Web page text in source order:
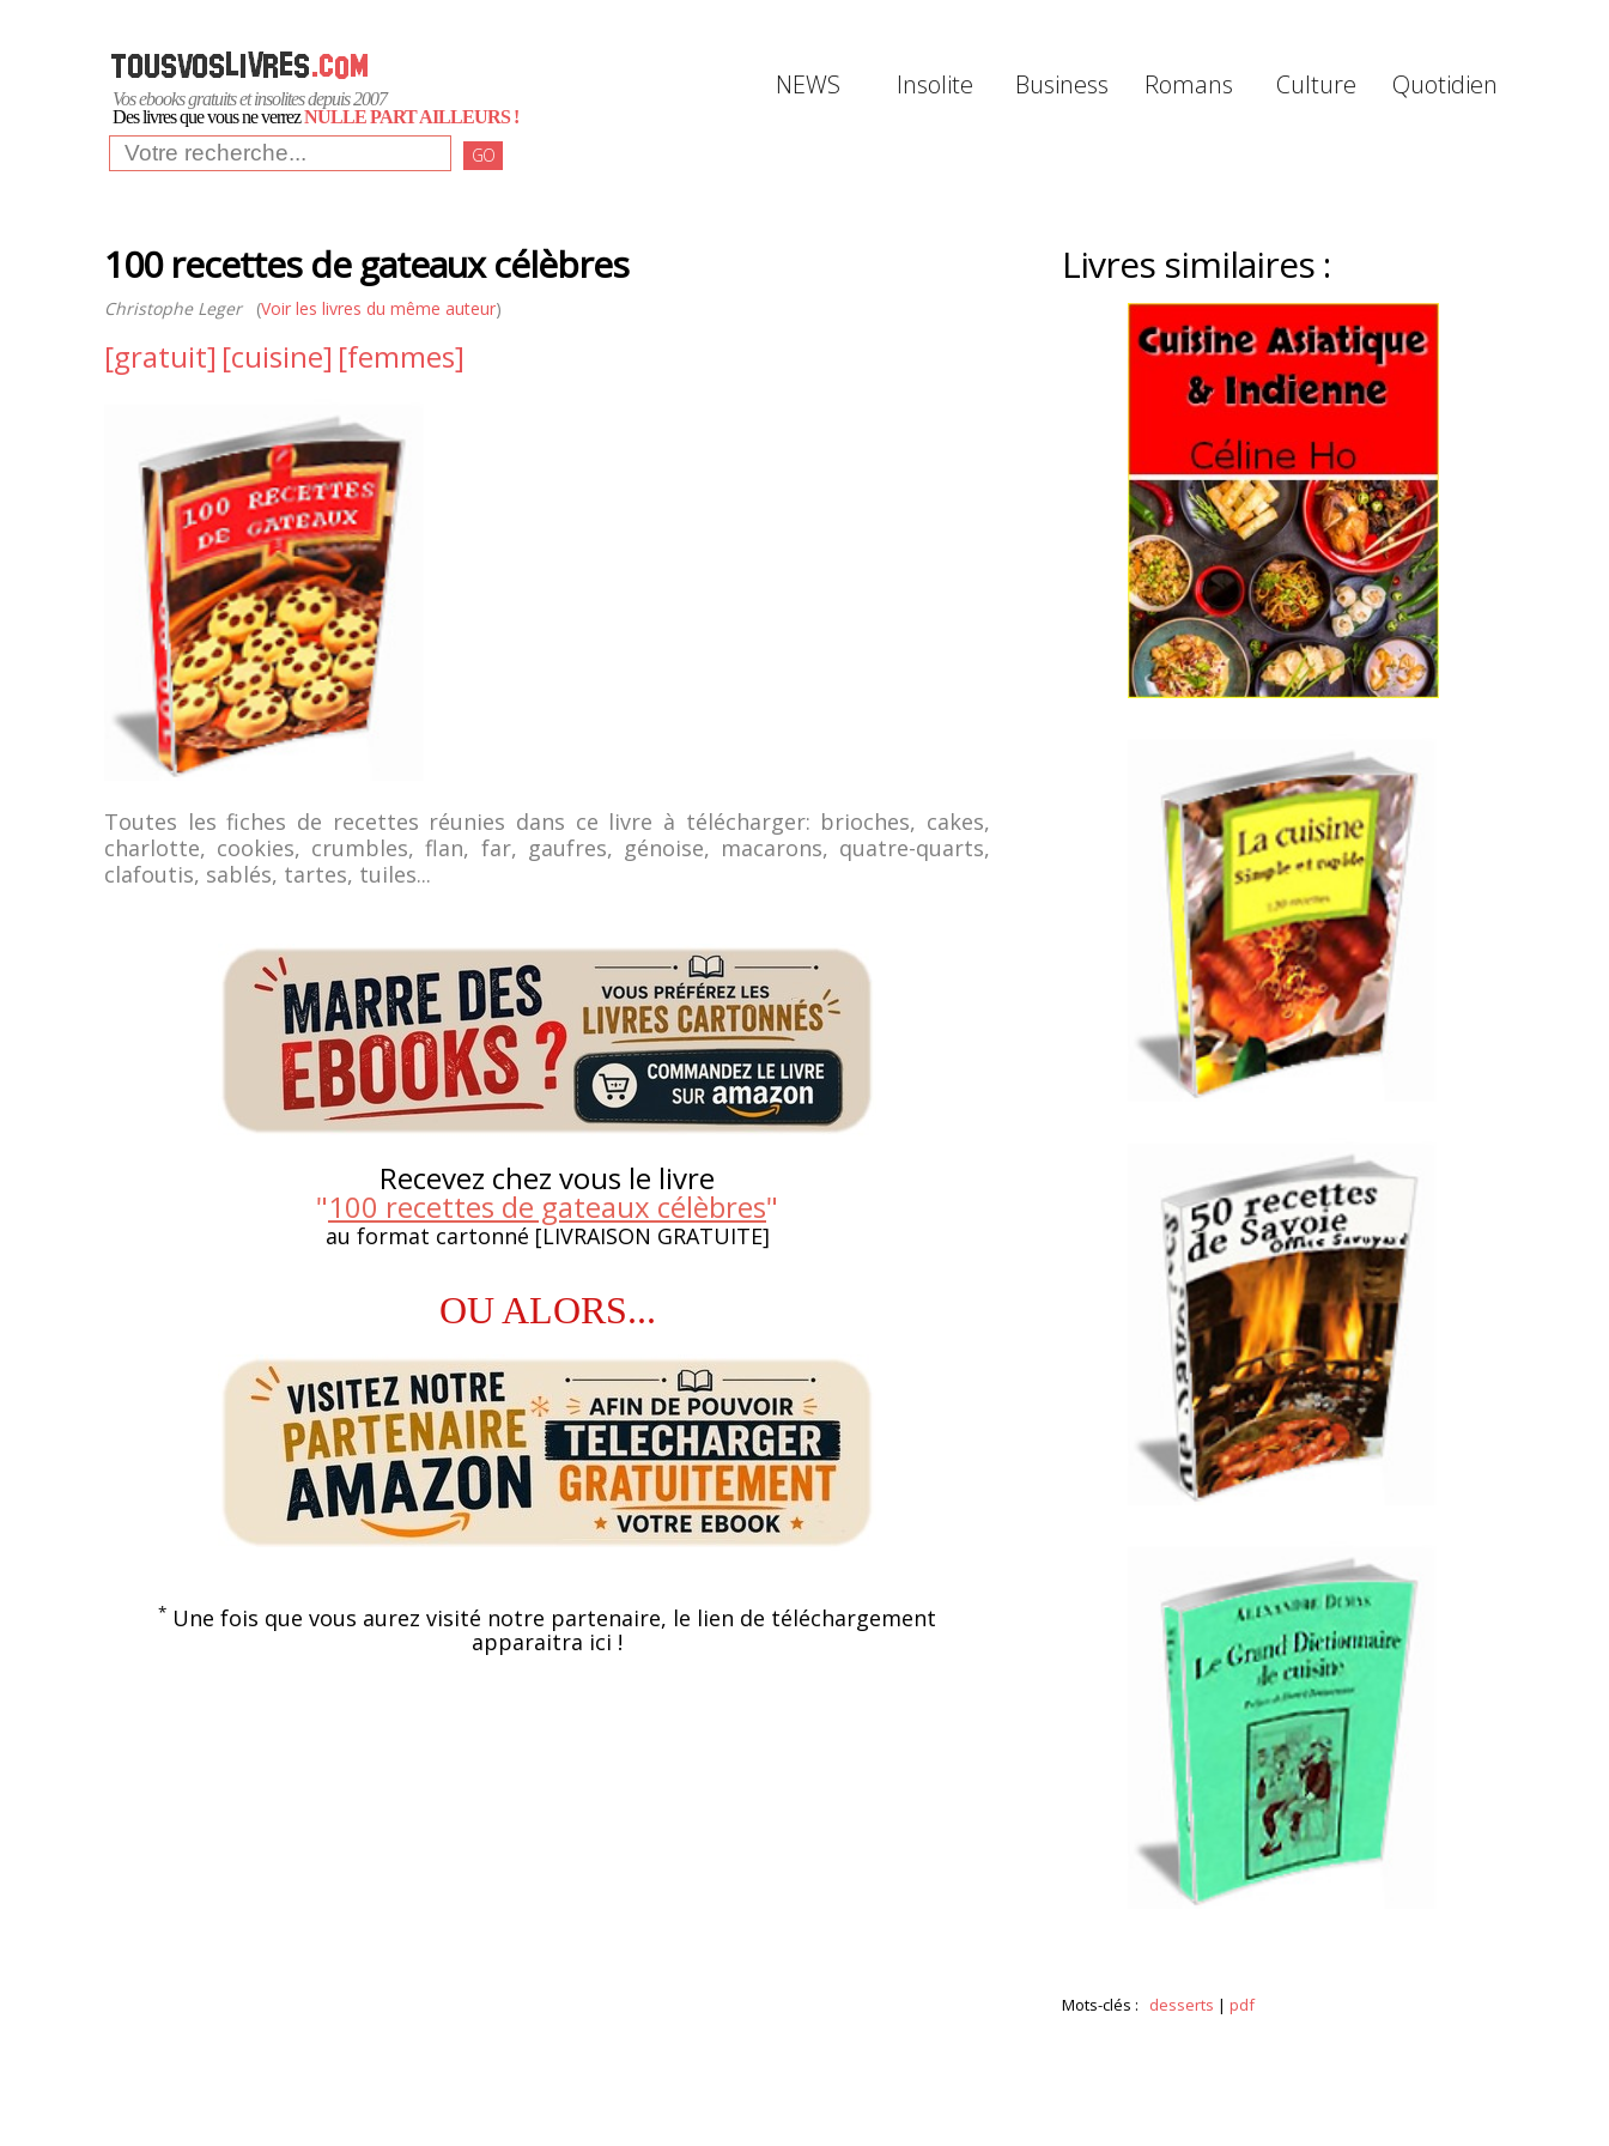
Vos ebooks gratuits et insolites depuis 2007
Des livres que vous ne verrezNULLE PART AILLEURS !
GO
NEWS Insolite Business Romans Culture Quotidien
100 recettes de gateaux célèbres
Christophe Leger(Voir les livres du même auteur)
[gratuit] [cuisine] [femmes]
Toutes les fiches de recettes réunies dans ce livre à télécharger: brioches, cakes,
charlotte, cookies, crumbles, flan, far, gaufres, génoise, macarons, quatre-quarts,
clafoutis, sablés, tartes, tuiles...
Recevez chez vous le livre
"100 recettes de gateaux célèbres"
au format cartonné [LIVRAISON GRATUITE]
OU ALORS...
* Une fois que vous aurez visité notre partenaire, le lien de téléchargement
apparaitra ici !
Livres similaires :
Mots-clés : desserts | pdf